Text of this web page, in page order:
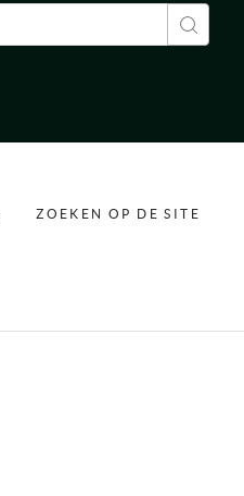
ZOEKEN OP DE SITE